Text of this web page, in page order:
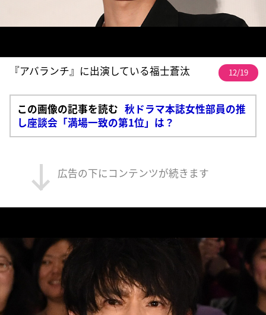
『アバランチ』に出演している福士蒼汰 12/19
この画像の記事を読む 秋ドラマ本誌女性部員の推
し座談会「満場一致の第1位」は？
広告の下にコンテンツが続きます